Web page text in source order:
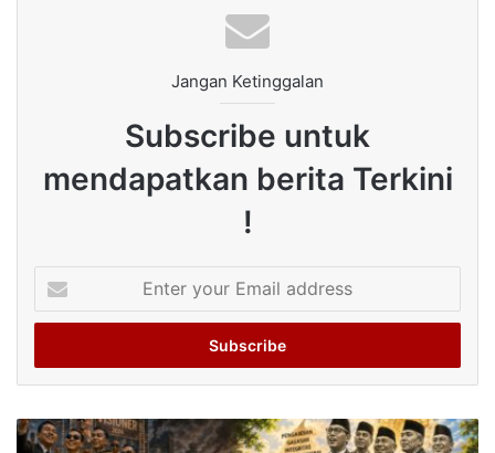
Jangan Ketinggalan
Subscribe untuk
mendapatkan berita Terkini
!
your
Email